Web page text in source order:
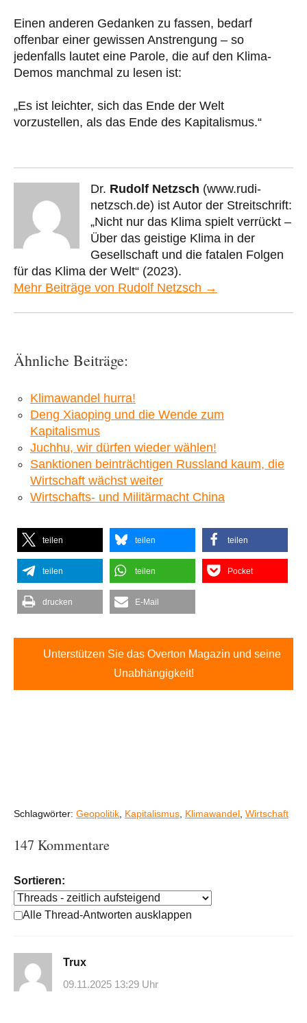
Einen anderen Gedanken zu fassen, bedarf
offenbar einer gewissen Anstrengung – so
jedenfalls lautet eine Parole, die auf den Klima-
Demos manchmal zu lesen ist:
„Es ist leichter, sich das Ende der Welt
vorzustellen, als das Ende des Kapitalismus.“
Dr. Rudolf Netzsch (www.rudi-
netzsch.de) ist Autor der Streitschrift:
„Nicht nur das Klima spielt verrückt –
Über das geistige Klima in der
Gesellschaft und die fatalen Folgen
für das Klima der Welt“ (2023).
Mehr Beiträge von Rudolf Netzsch →
Ähnliche Beiträge:
Klimawandel hurra!
Deng Xiaoping und die Wende zum
Kapitalismus
Juchhu, wir dürfen wieder wählen!
Sanktionen beinträchtigen Russland kaum, die
Wirtschaft wächst weiter
Wirtschafts- und Militärmacht China
teilen teilen teilen
teilen teilen Pocket
drucken E-Mail
Unterstützen Sie das Overton Magazin und seine
Unabhängigkeit!
Schlagwörter: Geopolitik, Kapitalismus, Klimawandel, Wirtschaft
147 Kommentare
Sortieren:
Alle Thread-Antworten ausklappen
Trux
09.11.2025 13:29 Uhr